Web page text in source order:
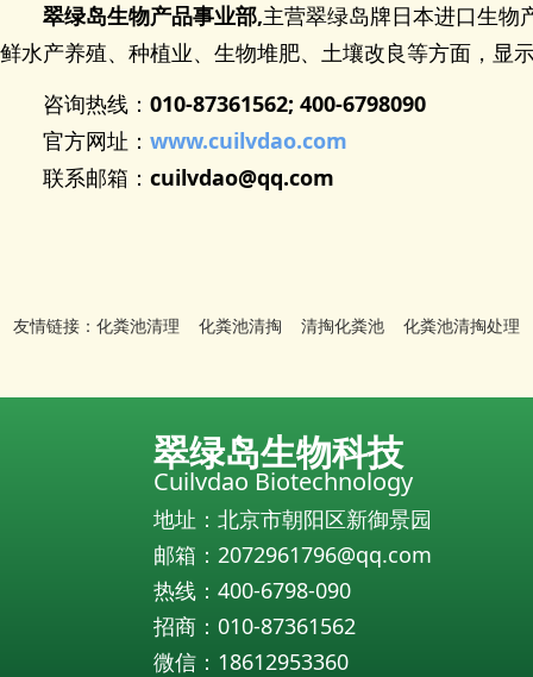
翠绿岛生物产品事业部,主营翠绿岛牌日本进口生物
鲜水产养殖、种植业、生物堆肥、土壤改良等方面，显
咨询热线： 010-87361562; 400-6798090
官方网址： www.cuilvdao.com
联系邮箱： cuilvdao@qq.com
友情链接： 化粪池清理 化粪池清掏 清掏化粪池 化粪池清掏处理
翠绿岛生物科技
Cuilvdao Biotechnology
地址：北京市朝阳区新御景园
邮箱：2072961796@qq.com
热线：400-6798-090
招商：010-87361562
微信：18612953360